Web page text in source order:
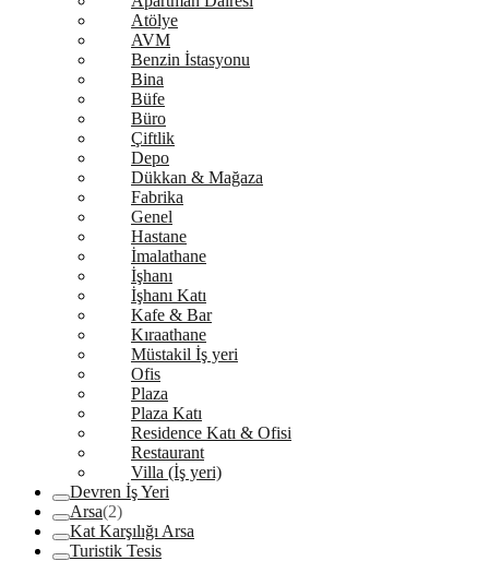
Atölye
AVM
Benzin İstasyonu
Bina
Büfe
Büro
Çiftlik
Depo
Dükkan & Mağaza
Fabrika
Genel
Hastane
İmalathane
İşhanı
İşhanı Katı
Kafe & Bar
Kıraathane
Müstakil İş yeri
Ofis
Plaza
Plaza Katı
Residence Katı & Ofisi
Restaurant
Villa (İş yeri)
Devren İş Yeri
Arsa(2)
Kat Karşılığı Arsa
Turistik Tesis